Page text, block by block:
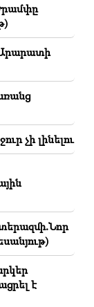
ոչինչ չի
ն իր
Արարատի
չի լինելու
է